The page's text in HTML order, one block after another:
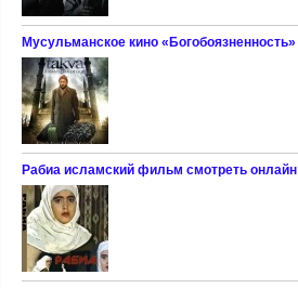
Мусульманское кино «Богобоязненность»
Рабиа исламский фильм смотреть онлайн